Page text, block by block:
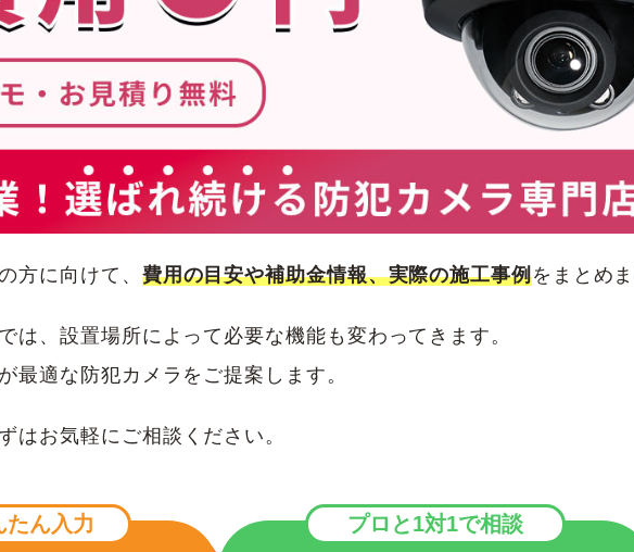
方に向けて、 費用の目安や補助金情報、実際の施工事例をまとめま
は、設置場所によって必要な機能も変わってきます。
最適な防犯カメラをご提案します。
はお気軽にご相談ください。
たん入力 プロと1対1で相談